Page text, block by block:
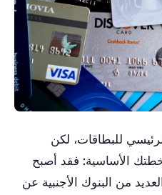
للبطاقات، لكن
خطتك الأساسية: فقد أصبح
من البنوك الأجنبية عن